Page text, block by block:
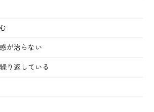
が治らない
り返している